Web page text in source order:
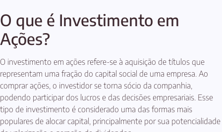
O que é Investimento em
Ações?
O investimento em ações refere-se à aquisição de títulos que
representam uma fração do capital social de uma empresa. Ao
comprar ações, o investidor se torna sócio da companhia,
podendo participar dos lucros e das decisões empresariais. Esse
tipo de investimento é considerado uma das formas mais
populares de alocar capital, principalmente por sua potencialidade